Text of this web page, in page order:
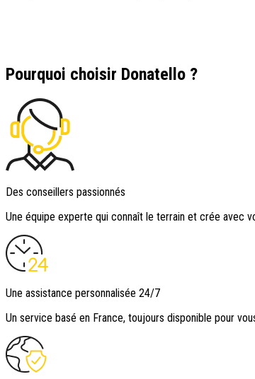
Découvrir Donatello
Notre histoire
Pourquoi voyager avec nous ?
Nos brochures
Rejoignez-nous
Pourquoi choisir Donatello ?
Des conseillers passionnés
Une équipe experte qui connaît le terrain et crée avec
Une assistance personnalisée 24/7
Un service basé en France, toujours disponible pour